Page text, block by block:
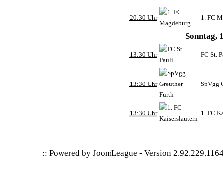
20:30 Uhr 1. FC
Sonntag,
13:30 Uhr FC St.
13:30 Uhr SpVgg
13:30 Uhr 1. FC
:: Powered byJoomLeague -Version